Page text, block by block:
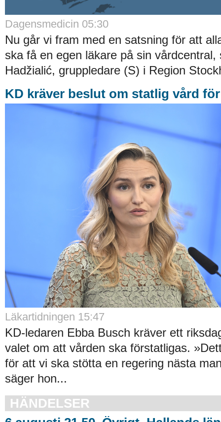
Dagensmedicin 05:30
Nu går vi fram med en satsning för att
ska få en egen läkare på sin vårdcentral,
Hadžialić, gruppledare (S) i Region
KD kräver beslut om statlig vård
Läkartidningen 15:47
KD-ledaren Ebba Busch kräver ett
valet om att vården ska förstatligas.
för att vi ska stötta en regering nästa
säger hon...
HÄNDELSER